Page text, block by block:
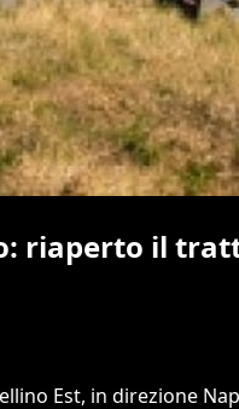
riaperto il
Est, in direzione